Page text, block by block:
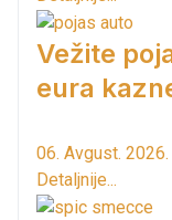
Vežite
eura
06. Avgust. 2026.
Detaljnije...